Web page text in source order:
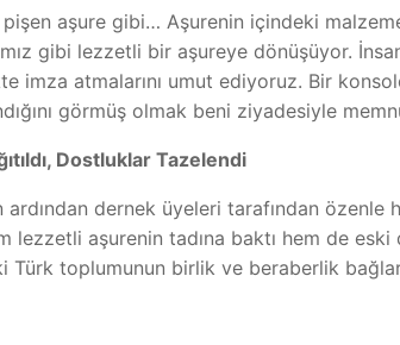
pişen aşure gibi… Aşurenin içindeki
gibi lezzetli bir aşureye dönüşüyor.
imza atmalarını umut ediyoruz. Bir
görmüş olmak beni ziyadesiyle
Dostluklar Tazelendi
ardından dernek üyeleri tarafından
lezzetli aşurenin tadına baktı hem de
Türk toplumunun birlik ve beraberlik